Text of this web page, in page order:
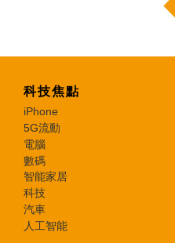
科技焦點
iPhone
5G流動
電腦
數碼
智能家居
科技
汽車
人工智能